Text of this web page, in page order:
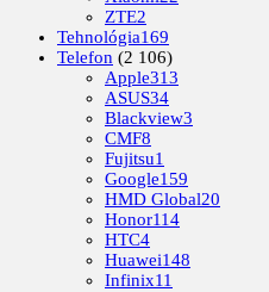
ZTE2
Tehnológia169
Telefon (2 106)
Apple313
ASUS34
Blackview3
CMF8
Fujitsu1
Google159
HMD Global20
Honor114
HTC4
Huawei148
Infinix11